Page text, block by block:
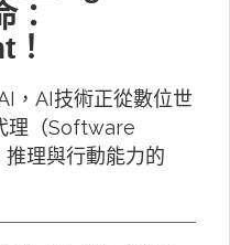
：
，AI技術正從數位世
理（Software
理與行動能力的